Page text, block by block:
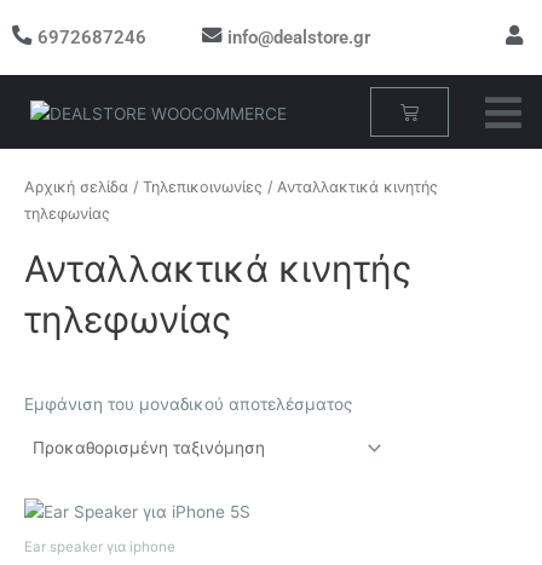
στο 6972687246 info@dealstore.gr
Cart
Αρχική σελίδα / Τηλεπικοινωνίες / Ανταλλακτικά κινητής
τηλεφωνίας
Ανταλλακτικά κινητής
τηλεφωνίας
Εμφάνιση του μοναδικού αποτελέσματος
Ear speaker για iphone